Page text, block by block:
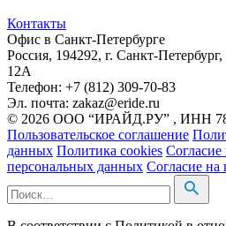
Контакты
Офис в Санкт-Петербурге
Россия, 194292, г. Санкт-
12А
Телефон: +7 (812) 309-70-83
Эл. почта: zakaz@eride.ru
© 2026 ООО “ИРАЙД.РУ” , ИНН
Пользовательское соглашение
данных Политика cookies Согласие
персональных данных Согласие на